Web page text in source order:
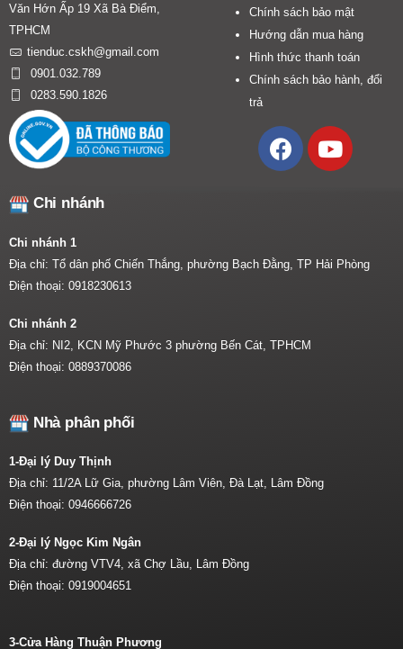
Văn Hớn Ấp 19 Xã Bà Điểm,
TPHCM
tienduc.cskh@gmail.com
0901.032.789
0283.590.1826
Chính sách bảo mật
Hướng dẫn mua hàng
Hình thức thanh toán
Chính sách bảo hành, đổi
trả
Chi nhánh
Chi nhánh 1
Địa chỉ: Tổ dân phố Chiến Thắng, phường Bạch Đằng, TP Hải Phòng
Điện thoại: 0918230613
Chi nhánh 2
Địa chỉ: NI2, KCN Mỹ Phước 3 phường Bến Cát, TPHCM
Điện thoại: 0889370086
Nhà phân phối
1-Đại lý Duy Thịnh
Địa chỉ: 11/2A Lữ Gia, phường Lâm Viên, Đà Lạt, Lâm Đồng
Điện thoại: 0946666726
2-Đại lý Ngọc Kim Ngân
Địa chỉ: đường VTV4, xã Chợ Lầu, Lâm Đồng
Điện thoại: 0919004651
3-Cửa Hàng Thuận Phương